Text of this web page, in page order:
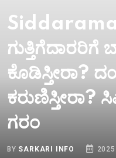
ಗುತ್ತಿಗೆದಾರರಿಗೆ
ಕೊಡಿಸ್ತೀರಾ?
ಕರುಣಿಸ್ತೀರಾ?
ಗರಂ
BY SARKARI INFO